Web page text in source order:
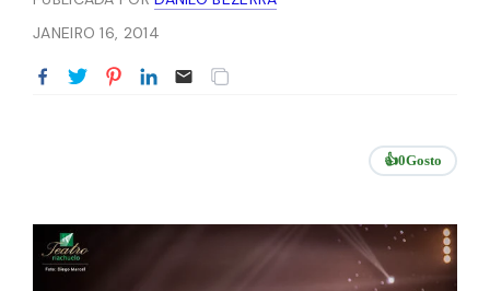
JANEIRO 16, 2014
👍0Gosto